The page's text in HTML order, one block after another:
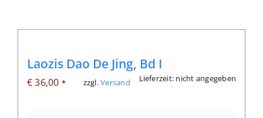
Laozis Dao De Jing, Bd I
€36,00 * zzgl.Versand Lieferzeit: nicht angegeben